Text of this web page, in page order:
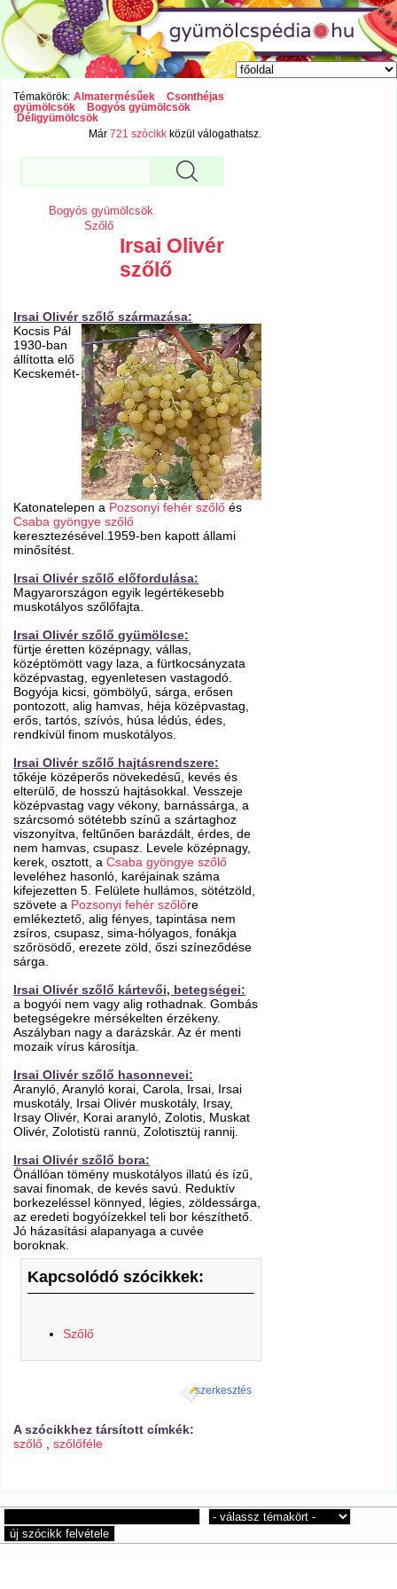
Témakörök: Almatermésűek
Csonthéjas
gyümölcsök
Bogyós gyümölcsök
Déligyümölcsök
Már721 szócikk közül válogathatsz.
Bogyós gyümölcsök
Szőlő
Irsai Olivér
szőlő
Irsai Olivér szőlő származása:
Kocsis Pál
1930-ban
állította elő
Kecskemét-
Katonatelepen a Pozsonyi fehér szőlő és
Csaba gyöngye szőlő
keresztezésével.1959-ben kapott állami
minősítést.
Irsai Olivér szőlő előfordulása:
Magyarországon egyik legértékesebb
muskotályos szőlőfajta.
Irsai Olivér szőlő gyümölcse:
fürtje éretten középnagy, vállas,
középtömött vagy laza, a fürtkocsányzata
középvastag, egyenletesen vastagodó.
Bogyója kicsi, gömbölyű, sárga, erősen
pontozott, alig hamvas, héja középvastag,
erős, tartós, szívós, húsa lédús, édes,
rendkívül finom muskotályos.
Irsai Olivér szőlő hajtásrendszere:
tőkéje középerős növekedésű, kevés és
elterülő, de hosszú hajtásokkal. Vesszeje
középvastag vagy vékony, barnássárga, a
szárcsomó sötétebb színű a szártaghoz
viszonyítva, feltűnően barázdált, érdes, de
nem hamvas, csupasz. Levele középnagy,
kerek, osztott, aCsaba gyöngye szőlő
leveléhez hasonló, karéjainak száma
kifejezetten 5. Felülete hullámos, sötétzöld,
szövete a Pozsonyi fehér szőlőre
emlékeztető, alig fényes, tapintása nem
zsíros, csupasz, sima-hólyagos, fonákja
szőrösödő, erezete zöld, őszi színeződése
sárga.
Irsai Olivér szőlő kártevői, betegségei:
a bogyói nem vagy alig rothadnak. Gombás
betegségekre mérsékelten érzékeny.
Aszályban nagy a darázskár. Az ér menti
mozaik vírus károsítja.
Irsai Olivér szőlő hasonnevei:
Aranyló, Aranyló korai, Carola, Irsai, Irsai
muskotály, Irsai Olivér muskotály, Irsay,
Irsay Olivér, Korai aranyló, Zolotis, Muskat
Olivér, Zolotistü rannü, Zolotisztüj rannij.
Irsai Olivér szőlő bora:
Önállóan tömény muskotályos illatú és ízű,
savai finomak, de kevés savú. Reduktív
borkezeléssel könnyed, légies, zöldessárga,
az eredeti bogyóízekkel teli bor készíthető.
Jó házasítási alapanyaga a cuvée
boroknak.
Kapcsolódó szócikkek:
Szőlő
szerkesztés
A szócikkhez társított címkék:
szőlő ,szőlőféle